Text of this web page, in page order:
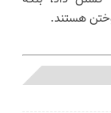
هستند.